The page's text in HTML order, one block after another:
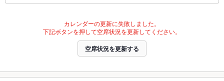
カレンダーの更新に失敗しました。
下記ボタンを押して空席状況を更新してください。
空席状況を更新する